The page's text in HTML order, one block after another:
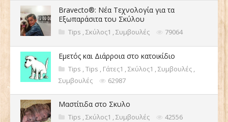
Bravecto®: Νέα Τεχνολογία για τα
Εξωπαράσιτα του Σκύλου
Tips ,Σκύλος1 ,Συμβουλές 79064
Εμετός και Διάρροια στο κατοικίδιο
Tips ,Tips , Γάτες1 ,Σκύλος1 ,Συμβουλές ,
Συμβουλές
62987
Μαστίτιδα στο Σκυλο
Tips ,Σκύλος1 ,Συμβουλές 42556